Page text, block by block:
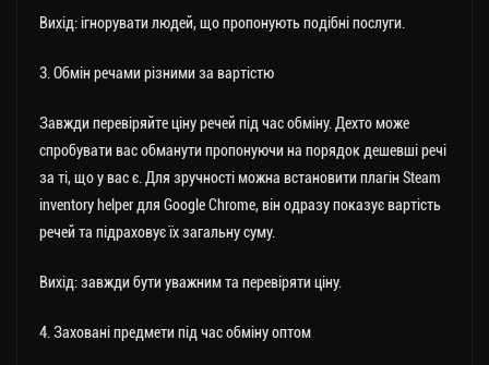
Вихід: ігнорувати людей, що пропонують подібні послуги.
3. Обмін речами різними за вартістю
Завжди перевіряйте ціну речей під час обміну. Дехто може
спробувати вас обманути пропонуючи на порядок дешевші речі
за ті, що у вас є. Для зручності можна встановити плагін Steam
inventory helper для Google Chrome, він одразу показує вартість
речей та підраховує їх загальну суму.
Вихід: завжди бути уважним та перевіряти ціну.
4. Заховані предмети під час обміну оптом